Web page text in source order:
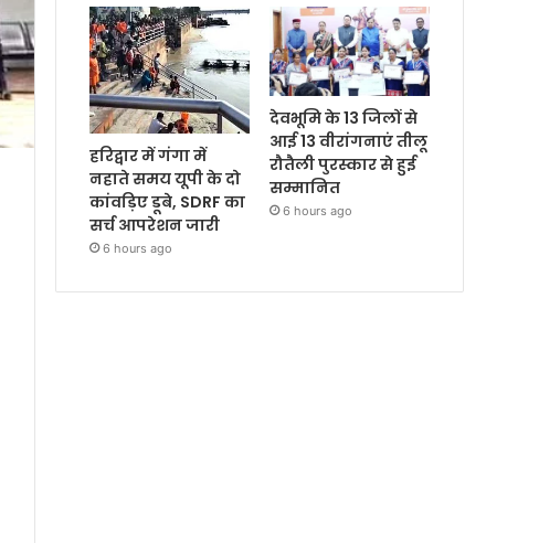
हरिद्वार में गंगा में
नहाते समय यूपी के दो
कांवड़िए डूबे, SDRF का
सर्च आपरेशन जारी
6 hours ago
देवभूमि के 13 जिलों से
आई 13 वीरांगनाएं तीलू
रौतैली पुरस्कार से हुई
सम्मानित
6 hours ago